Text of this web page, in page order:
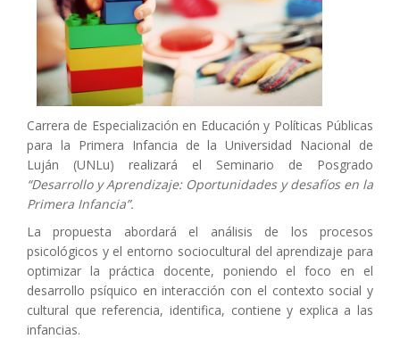
Carrera de Especialización en Educación y Políticas Públicas
para la Primera Infancia de la Universidad Nacional de
Luján (UNLu) realizará el Seminario de Posgrado
“Desarrollo y Aprendizaje: Oportunidades y desafíos en la
Primera Infancia”.
La propuesta abordará el análisis de los procesos
psicológicos y el entorno sociocultural del aprendizaje para
optimizar la práctica docente, poniendo el foco en el
desarrollo psíquico en interacción con el contexto social y
cultural que referencia, identifica, contiene y explica a las
infancias.